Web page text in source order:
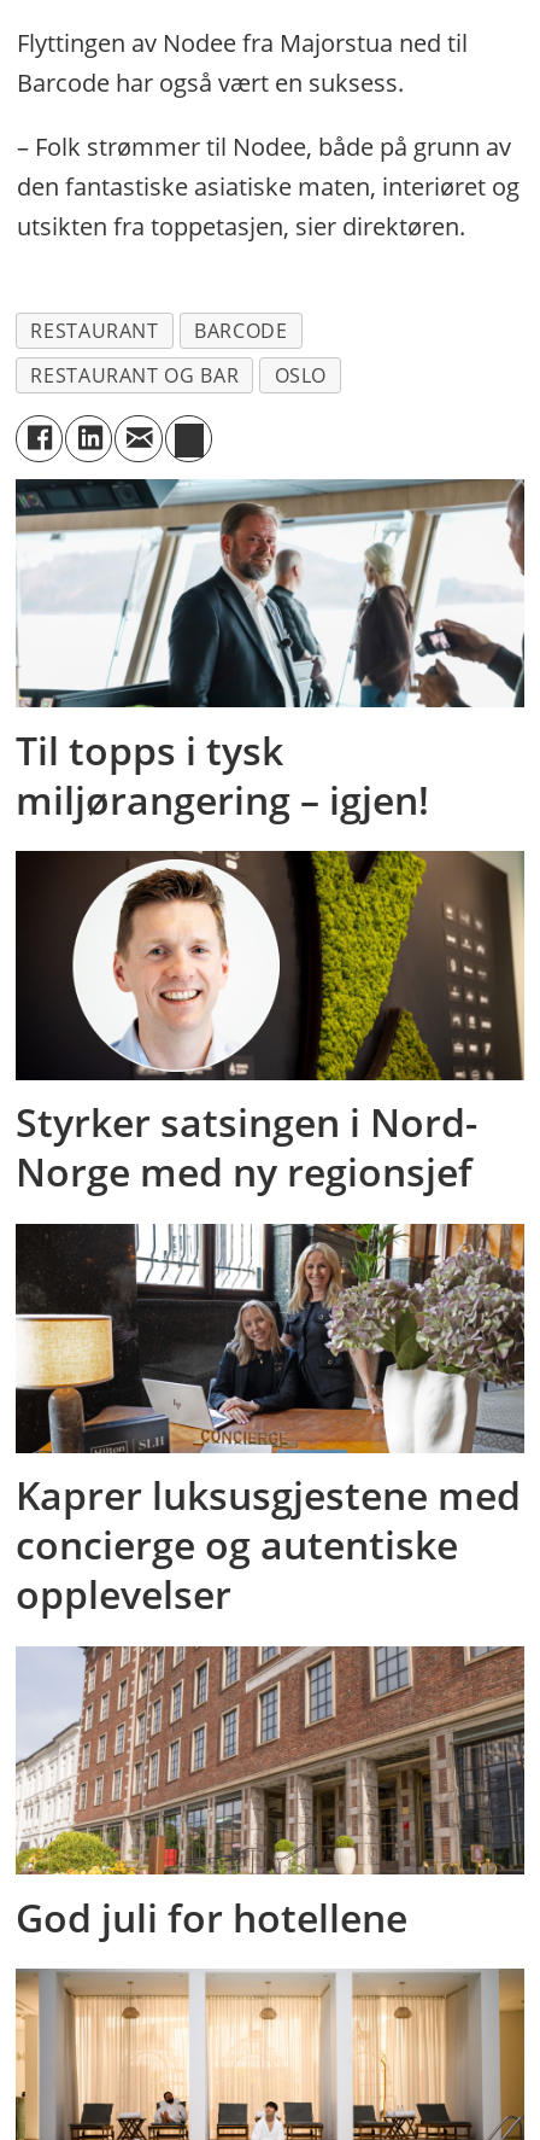
Flyttingen av Nodee fra Majorstua ned til
Barcode har også vært en suksess.
– Folk strømmer til Nodee, både på grunn av
den fantastiske asiatiske maten, interiøret og
utsikten fra toppetasjen, sier direktøren.
RESTAURANT
BARCODE
RESTAURANT OG BAR
OSLO
Til topps i tysk
miljørangering – igjen!
Styrker satsingen i Nord-
Norge med ny regionsjef
Kaprer luksusgjestene med
concierge og autentiske
opplevelser
God juli for hotellene